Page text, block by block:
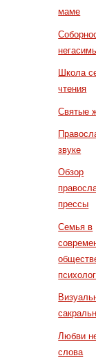
маме
Школа
чтения
Святые
звуке
Обзор
прессы
Семья в
Любви
слова